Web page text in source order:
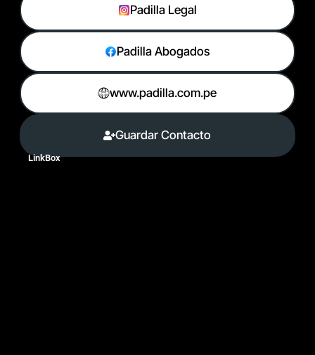
Padilla Legal
Padilla Abogados
www.padilla.com.pe
Guardar Contacto
LinkBox